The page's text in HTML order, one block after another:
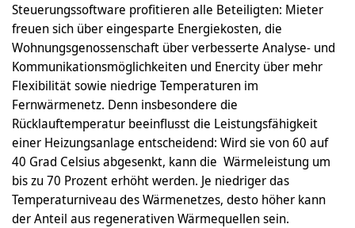
Steuerungssoftware profitieren alle Beteiligten: Mieter
freuen sich über eingesparte Energiekosten, die
Wohnungsgenossenschaft über verbesserte Analyse- und
Kommunikationsmöglichkeiten und Enercity über mehr
Flexibilität sowie niedrige Temperaturen im
Fernwärmenetz. Denn insbesondere die
Rücklauftemperatur beeinflusst die Leistungsfähigkeit
einer Heizungsanlage entscheidend: Wird sie von 60 auf
40 Grad Celsius abgesenkt, kann die Wärmeleistung um
bis zu 70 Prozent erhöht werden. Je niedriger das
Temperaturniveau des Wärmenetzes, desto höher kann
der Anteil aus regenerativen Wärmequellen sein.